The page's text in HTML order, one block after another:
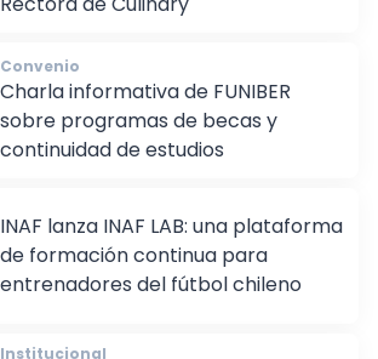
Rectora de Culinary
Convenio
Charla informativa de FUNIBER
sobre programas de becas y
INAF lanza INAF LAB: una plataforma
de formación continua para